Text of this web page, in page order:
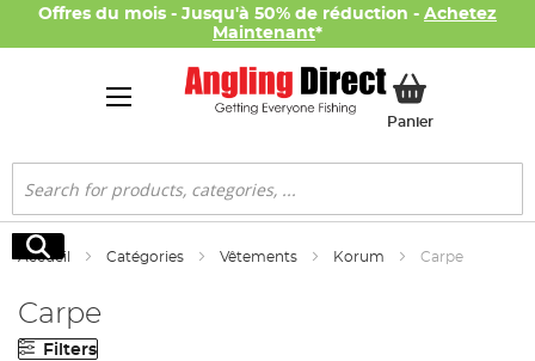
Offres du mois - Jusqu'à 50% de réduction - Achetez
Maintenant*
PanierMon panier
Rechercher
Rechercher
Accueil Catégories Vêtements Korum Carpe
Carpe
Filters